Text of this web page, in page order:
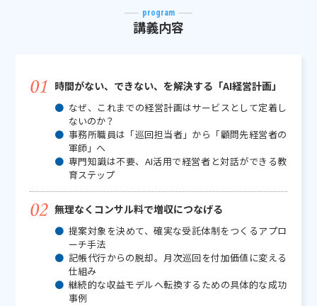
program
講義内容
時間がない、できない、を解決する「AI経営計画」
なぜ、これまでの経営計画はサービスとして定着し
ないのか？
事務所職員は「巡回担当者」から「顧問先経営者の
軍師」へ
専門知識は不要、AI活用で経営者と対話ができる教
育ステップ
無理なくコンサル料で増収につなげる
提案対象を決めて、確実な受託体制をつくるアプロ
ーチ手法
記帳代行からの脱却。月次巡回を付加価値に変える
仕組み
継続的な収益モデルへ転換するための具体的な成功
事例